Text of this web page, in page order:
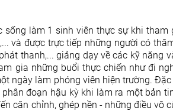
làm 1 sinh viên thực sự khi tham
và được trực tiếp những người có
thanh,... giảng dạy về các kỹ năng
gia những buổi thực chiến như đi
ngày làm phóng viên hiện trường.
đoạn hậu kỳ khi làm ra một bản
căn chỉnh, ghép nền - những điều vô